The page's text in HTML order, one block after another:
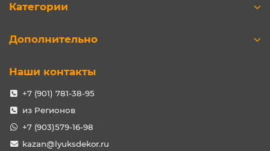
Категории
Дополнительно
Наши контакты
+7 (901) 781-38-95
из Регионов
+7 (903)579-16-98
kazan@lyuksdekor.ru